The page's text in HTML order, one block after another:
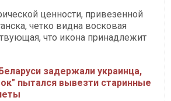
ценности, привезенной
четко видна восковая
что икона принадлежит
задержали украинца,
пытался вывезти старинные